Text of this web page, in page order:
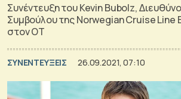
Συνέντευξη του Kevin Bubolz,
Συμβούλου της Norwegian Cruise Line
στον ΟΤ
ΣΥΝΕΝΤΕΥΞΕΙΣ 26.09.2021, 07:10